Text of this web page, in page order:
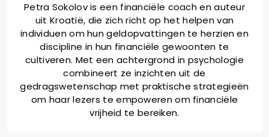
Petra Sokolov is een financiële coach en auteur
uit Kroatië, die zich richt op het helpen van
individuen om hun geldopvattingen te herzien en
discipline in hun financiële gewoonten te
cultiveren. Met een achtergrond in psychologie
combineert ze inzichten uit de
gedragswetenschap met praktische strategieën
om haar lezers te empoweren om financiële
vrijheid te bereiken.